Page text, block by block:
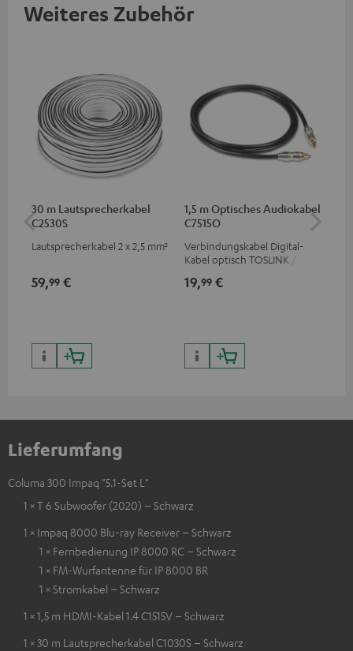
Weiteres Zubehör
30 m Lautsprecherkabel
C2530S
Lautsprecherkabel 2 x 2,5 mm²
59,99 €
1,5 m Optisches Audiokabel
C7515O
Verbindungskabel Digital-
Kabel optisch TOSLINK / 3,5-
19,99 €
Lieferumfang
Columa 300 Impaq "5.1-Set L"
1 × T 6 Subwoofer (2020) – Schwarz
1 × Impaq 8000 Blu-ray Receiver – Schwarz
1 × Fernbedienung IP 8000 RC – Schwarz
1 × FM-Wurfantenne für IP 8000 BR
1 × Stromkabel – Schwarz
1 × 1,5 m HDMI-Kabel 1.4 C1515V – Schwarz
1 × 30 m Lautsprecherkabel C1030S – Schwarz